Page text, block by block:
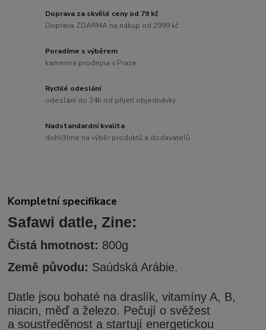
Doprava za skvělé ceny od 79 kč
Doprava ZDARMA na nákup od 2999 kč
Poradíme s výběrem
kamenná prodejna v Praze
Rychlé odeslání
odeslání do 24h od přijetí objednávky
Nadstandardní kvalita
dohlížíme na výběr produktů a dodavatelů
Kompletní specifikace
Safawi datle, Zine:
Čistá hmotnost: 800g
Země původu: Saúdská Arábie.
Datle jsou bohaté na draslík, vitamíny A, B,
niacin, měď a železo. Pečují o svěžest
a soustředěnost a startují energetickou